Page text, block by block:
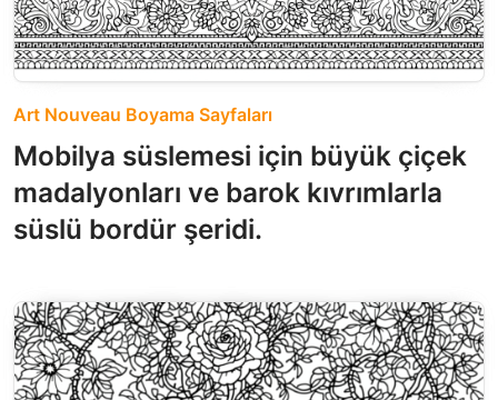
Art Nouveau Boyama Sayfaları
Mobilya süslemesi için büyük çiçek
madalyonları ve barok kıvrımlarla
süslü bordür şeridi.